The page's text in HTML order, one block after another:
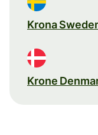
Krona
Krone